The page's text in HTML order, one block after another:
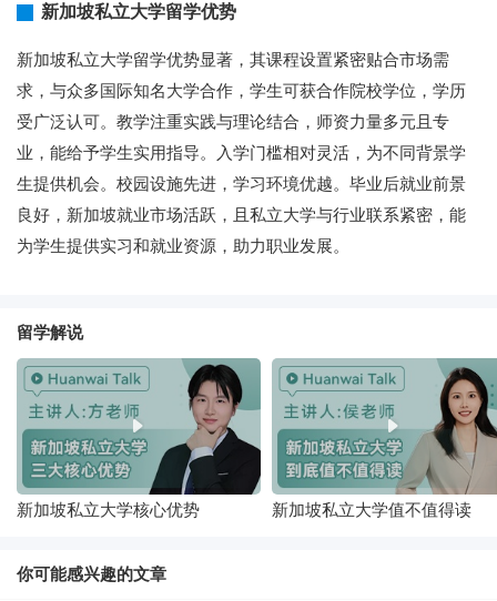
新加坡私立大学留学优势
新加坡私立大学留学优势显著，其课程设置紧密贴合市场需
求，与众多国际知名大学合作，学生可获合作院校学位，学历
受广泛认可。教学注重实践与理论结合，师资力量多元且专
业，能给予学生实用指导。入学门槛相对灵活，为不同背景学
生提供机会。校园设施先进，学习环境优越。毕业后就业前景
良好，新加坡就业市场活跃，且私立大学与行业联系紧密，能
为学生提供实习和就业资源，助力职业发展。
留学解说
新加坡私立大学核心优势 新加坡私立大学值不值得读
你可能感兴趣的文章